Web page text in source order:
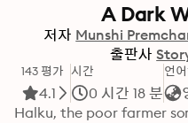
A Dark
저자 Munshi
출판사
143 평가
4.1
시간
0 시간 18 분
언
Halku, the poor farmer